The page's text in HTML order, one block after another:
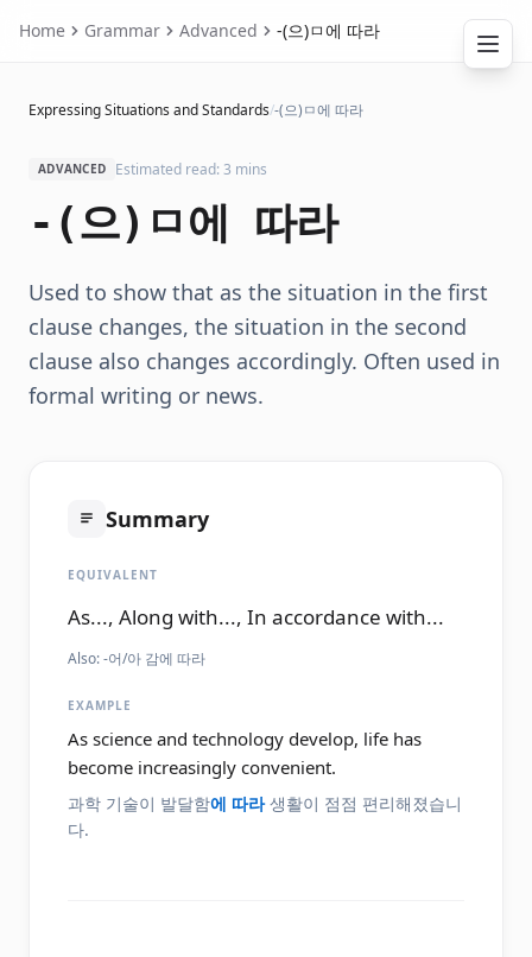
Home Grammar Advanced -(으)ㅁ에 따라
Expressing Situations and Standards/-(으)ㅁ에 따라
ADVANCED Estimated read: 3 mins
-(으)ㅁ에 따라
Used to show that as the situation in the first
clause changes, the situation in the second
clause also changes accordingly. Often used in
formal writing or news.
Summary
EQUIVALENT
As..., Along with..., In accordance with...
Also:-어/아 감에 따라
EXAMPLE
As science and technology develop, life has
become increasingly convenient.
과학 기술이 발달함에 따라생활이 점점 편리해졌습니
다.